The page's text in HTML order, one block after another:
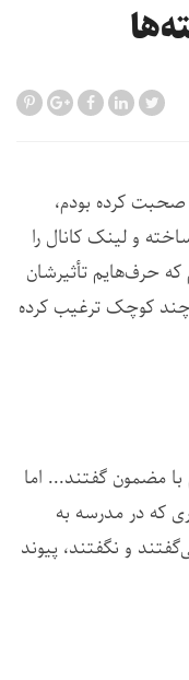
صحبت کرده بودم،
و لینک کانال را
حرف‌هایم تأثیرشان
کوچک ترغیب کرده
مضمون گفتند... اما
که در مدرسه به
و نگفتند، پیوند